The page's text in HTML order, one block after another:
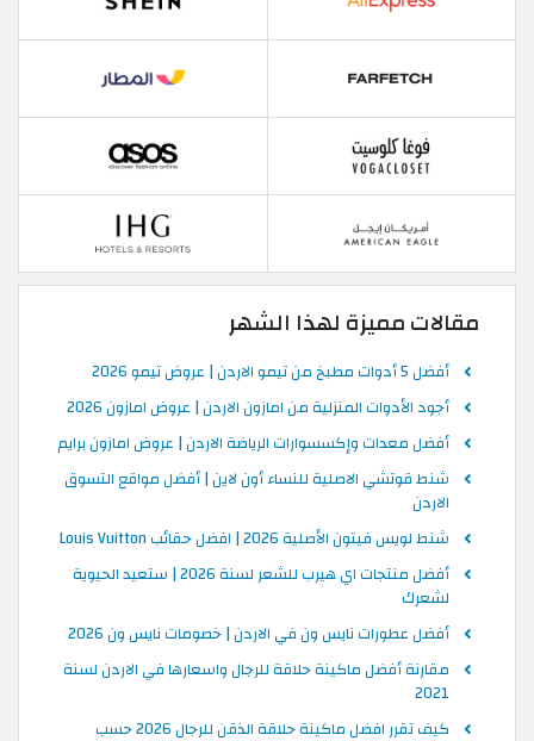
مقالات مميزة لهذا الشهر
أفضل 5 أدوات مطبخ من تيمو الاردن | عروض تيمو 2026
أجود الأدوات المنزلية من امازون الاردن | عروض امازون 2026
أفضل معدات وإكسسوارات الرياضة الاردن | عروض امازون برايم
شنط قوتشي الاصلية للنساء أون لاين | أفضل مواقع التسوق
الاردن
شنط لويس فيتون الأصلية 2026 | افضل حقائب Louis Vuitton
أفضل منتجات اي هيرب للشعر لسنة 2026 | ستعيد الحيوية
لشعرك
أفضل عطورات نايس ون في الاردن | خصومات نايس ون 2026
مقارنة أفضل ماكينة حلاقة للرجال واسعارها في الاردن لسنة
2021
كيف تقرر افضل ماكينة حلاقة الذقن للرجال 2026 حسب